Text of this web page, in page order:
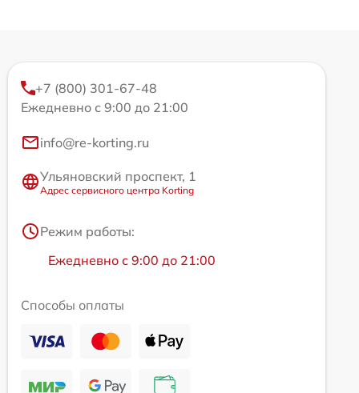
+7 (800) 301-67-48
Ежедневно с 9:00 до 21:00
info@re-korting.ru
Ульяновский проспект, 1
Адрес сервисного центра Korting
Режим работы:
Ежедневно с 9:00 до 21:00
Способы оплаты